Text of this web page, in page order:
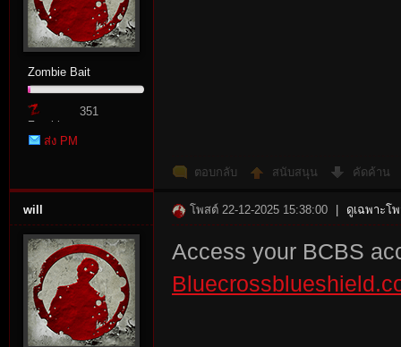
Zombie Bait
Zombie
Point
351
ส่ง PM
ตอบกลับ สนับสนุน คัดค้าน
will โพสต์ 22-12-2025 15:38:00 ดูเฉพาะโ
Access your BCBS